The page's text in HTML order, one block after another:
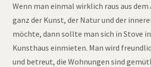
Wenn man einmal wirklich raus aus
ganz der Kunst, der Natur und der
möchte, dann sollte man sich in Stove
Kunsthaus einmieten. Man wird
und betreut, die Wohnungen sind